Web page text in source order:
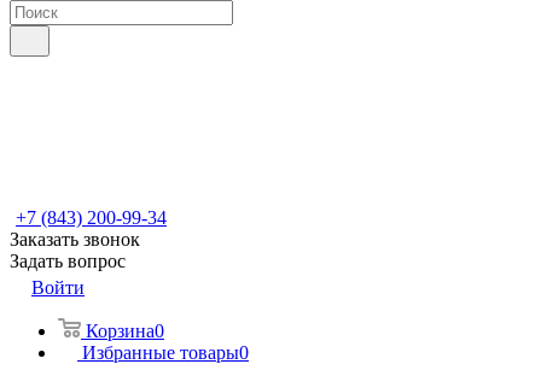
+7 (843) 200-99-34
Заказать звонок
Задать вопрос
Войти
Корзина0
Избранные товары0